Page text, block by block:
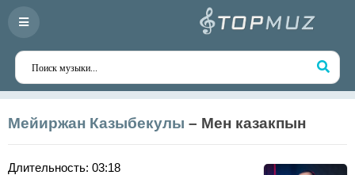
Мейиржан Казыбекулы – Мен казакпын
Длительность: 03:18